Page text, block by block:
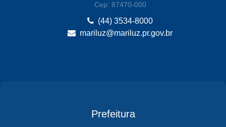
Cep: 87470-000
(44) 3534-8000
mariluz@mariluz.pr.gov.br
Prefeitura